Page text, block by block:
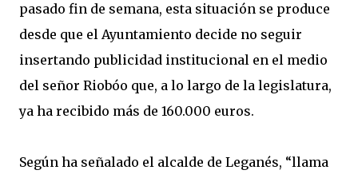
pasado fin de semana, esta situación se produce
desde que el Ayuntamiento decide no seguir
insertando publicidad institucional en el medio
del señor Riobóo que, a lo largo de la legislatura,
ya ha recibido más de 160.000 euros.
Según ha señalado el alcalde de Leganés, “llama